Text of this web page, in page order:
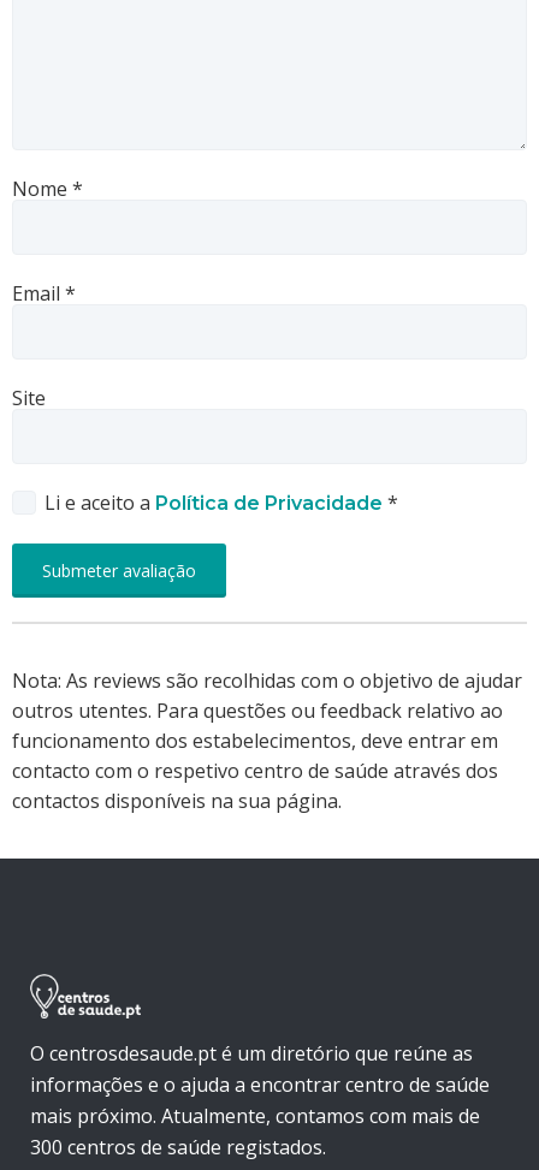
Nome *
Email *
Site
Li e aceito a Política de Privacidade *
Nota: As reviews são recolhidas com o objetivo de ajudar
outros utentes. Para questões ou feedback relativo ao
funcionamento dos estabelecimentos, deve entrar em
contacto com o respetivo centro de saúde através dos
contactos disponíveis na sua página.
O centrosdesaude.pt é um diretório que reúne as
informações e o ajuda a encontrar centro de saúde
mais próximo. Atualmente, contamos com mais de
300 centros de saúde registados.